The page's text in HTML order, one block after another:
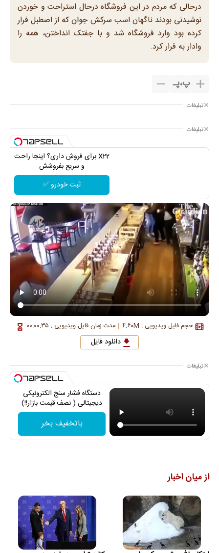
درحالی که مردم در این فروشگاه درحال استراحت و خوردن
نوشیدنی بودند ناگهان اسب سرکش جوان که از اصطبل فرار
کرده بود وارد فروشگاه شد و با جفتک انداختن، همه را
وادار به فرار کرد.
پ،پـ
تبلیغات
تبلیغات
X22 برای فروش داری؟ اینجا راحت
و سریع بفروشش
ثبت خودرو ✅
حجم فایل ویدیویی : ۴.۶۰M مدت زمان فایل ویدیویی : ۰۰:۰۰:۳۵
دانلود فایل
تبلیغات
دستگاه فشار سنج الکترونیکی
دیجیتالی ( نصف قیمت بازار!!)
باتخفیف بخر
از میان اخبار